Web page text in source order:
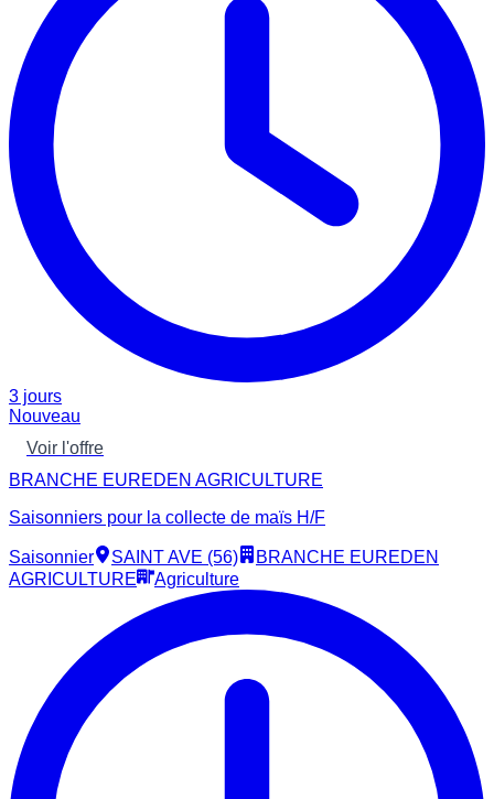
3 jours
Nouveau
Voir l'offre
BRANCHE EUREDEN AGRICULTURE
Saisonniers pour la collecte de maïs H/F
Saisonnier SAINT AVE (56)
BRANCHE EUREDEN
AGRICULTURE
Agriculture